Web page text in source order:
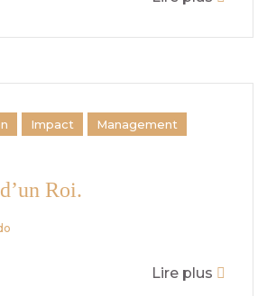
Impact
Management
Roi.
Lire plus